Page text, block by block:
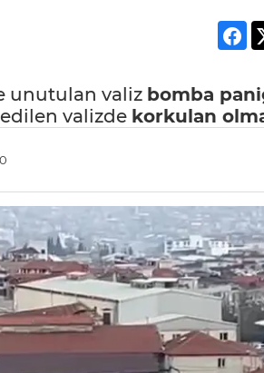
unutulan valiz bomba
valizde korkulan